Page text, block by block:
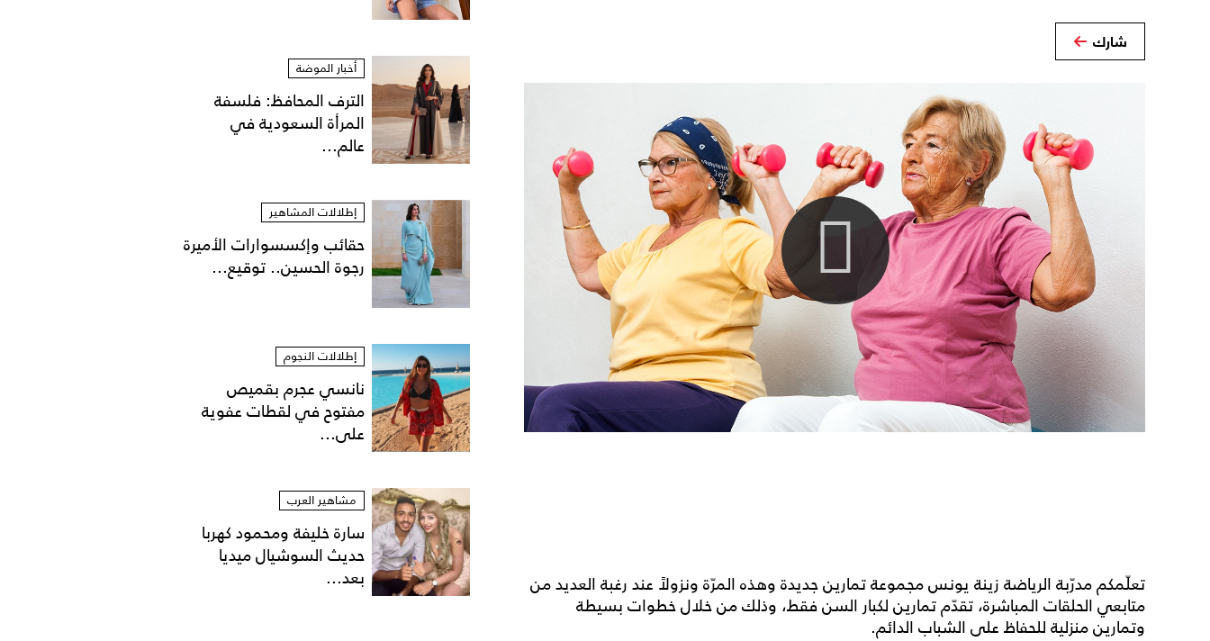
شارك
تعلّمكم مدرّبة الرياضة زينة يونس مجموعة تمارين جديدة وهذه المرّة ونزولاً عند رغبة العديد من
متابعي الحلقات المباشرة، تقدّم تمارين لكبار السن فقط، وذلك من خلال خطوات بسيطة
وتمارين منزلية للحفاظ على الشباب الدائم.
أخبار الموضة
الترف المحافظ: فلسفة
المرأة السعودية في
عالم...
إطلالات المشاهير
حقائب وإكسسوارات الأميرة
رجوة الحسين.. توقيع...
إطلالات النجوم
نانسي عجرم بقميص
مفتوح في لقطات عفوية
على...
مشاهير العرب
سارة خليفة ومحمود كهربا
حديث السوشيال ميديا
بعد...